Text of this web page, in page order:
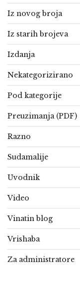
Iz novog broja
Iz starih brojeva
Izdanja
Nekategorizirano
Pod kategorije
Preuzimanja (PDF)
Razno
Sudamalije
Uvodnik
Video
Vinatin blog
Vrishaba
Za administratore